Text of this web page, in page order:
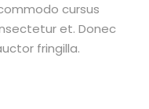
cursus
et. Donec
fringilla.